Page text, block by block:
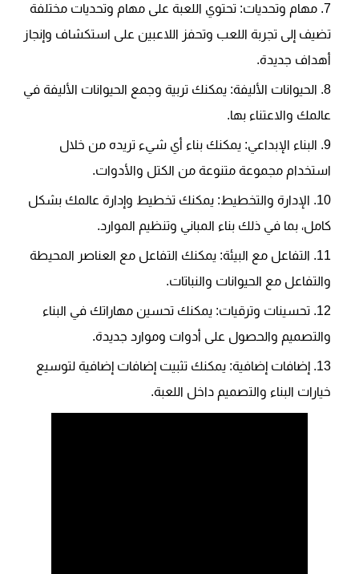
مهام وتحديات: تحتوي اللعبة على مهام وتحديات مختلفة
تضيف إلى تجربة اللعب وتحفز اللاعبين على استكشاف وإنجاز
أهداف جديدة.
الحيوانات الأليفة: يمكنك تربية وجمع الحيوانات الأليفة في
عالمك والاعتناء بها.
البناء الإبداعي: يمكنك بناء أي شيء تريده من خلال
استخدام مجموعة متنوعة من الكتل والأدوات.
الإدارة والتخطيط: يمكنك تخطيط وإدارة عالمك بشكل
كامل، بما في ذلك بناء المباني وتنظيم الموارد.
التفاعل مع البيئة: يمكنك التفاعل مع العناصر المحيطة
والتفاعل مع الحيوانات والنباتات.
تحسينات وترقيات: يمكنك تحسين مهاراتك في البناء
والتصميم والحصول على أدوات وموارد جديدة.
إضافات إضافية: يمكنك تثبيت إضافات إضافية لتوسيع
خيارات البناء والتصميم داخل اللعبة.